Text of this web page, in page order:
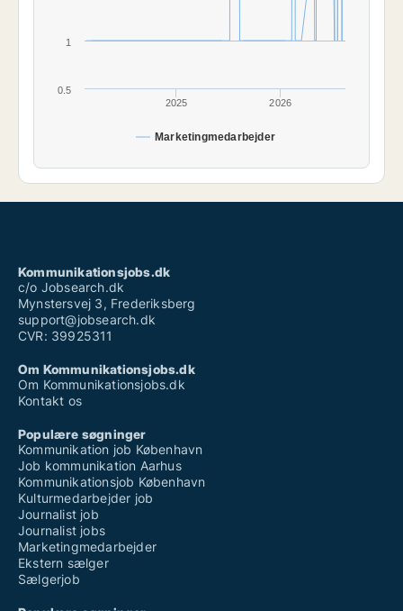
Marketingmedarbejder
2025 2026
0.5
1
Kommunikationsjobs.dk
c/o Jobsearch.dk
Mynstersvej 3, Frederiksberg
support@jobsearch.dk
CVR: 39925311
Om Kommunikationsjobs.dk
Om Kommunikationsjobs.dk
Kontakt os
Populære søgninger
Kommunikation job København
Job kommunikation Aarhus
Kommunikationsjob København
Kulturmedarbejder job
Journalist job
Journalist jobs
Marketingmedarbejder
Ekstern sælger
Sælgerjob